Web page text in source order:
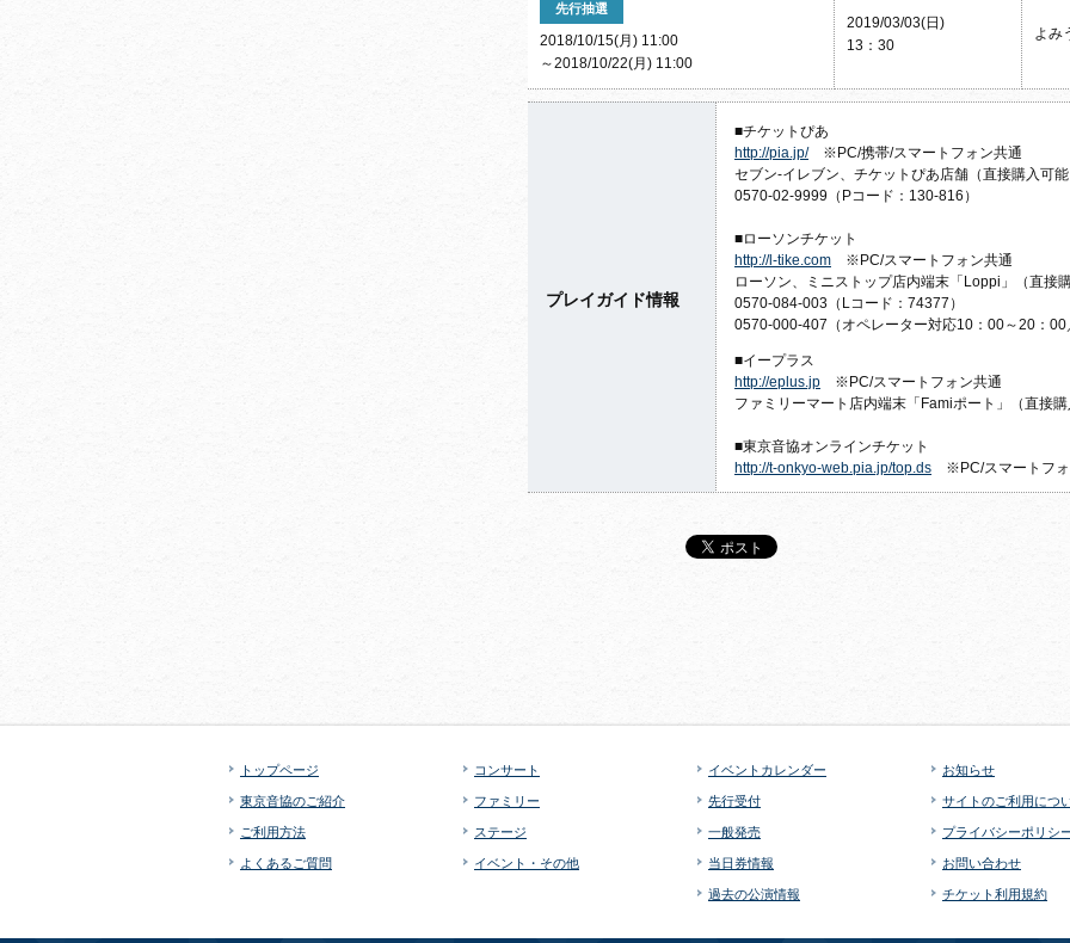
先行抽選
2018/10/15(月) 11:00
～2018/10/22(月) 11:00
2019/03/03(日)
13：30
よみ
プレイガイド情報
■チケットぴあ
http://pia.jp/※PC/携帯/スマートフォン共通
セブン-イレブン、チケットぴあ店舗（直接購入可
0570-02-9999（Pコード：130-816）
■ローソンチケット
http://l-tike.com ※PC/スマートフォン共通
ローソン、ミニストップ店内端末「Loppi」（直接
0570-084-003（Lコード：74377）
0570-000-407（オペレーター対応10：00～20：00
■イープラス
http://eplus.jp ※PC/スマートフォン共通
ファミリーマート店内端末「Famiポート」（直接
■東京音協オンラインチケット
http://t-onkyo-web.pia.jp/top.ds ※PC/スマートフ
トップページ
東京音協のご紹介
ご利用方法
よくあるご質問
コンサート
ファミリー
ステージ
イベント・その他
イベントカレンダー
先行受付
一般発売
当日券情報
過去の公演情報
お知らせ
サイトのご利用につ
プライバシーポリシ
お問い合わせ
チケット利用規約